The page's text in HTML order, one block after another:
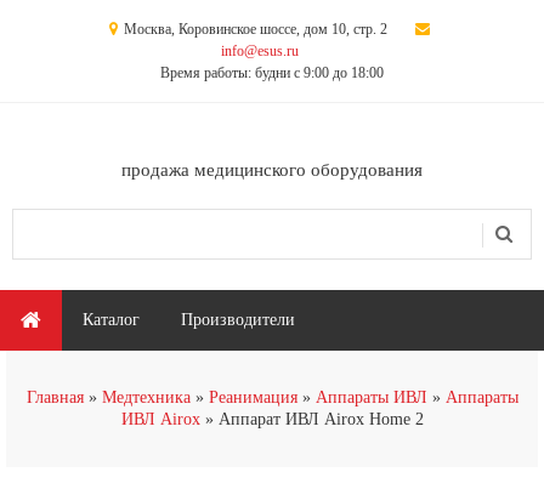
Москва, Коровинское шоссе, дом 10, стр. 2
info@esus.ru
Время работы: будни с 9:00 до 18:00
продажа медицинского оборудования
Главное меню
Каталог Производители
Главная Медтехника Реанимация Аппараты ИВЛ
Аппараты
ИВЛ Airox
Аппарат ИВЛ Airox Home 2